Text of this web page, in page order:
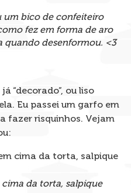
um bico de confeiteiro
fez em forma de aro
quando desenformou. <3
“decorado”, ou liso
Eu passei um garfo em
fazer risquinhos. Vejam
da torta, salpique